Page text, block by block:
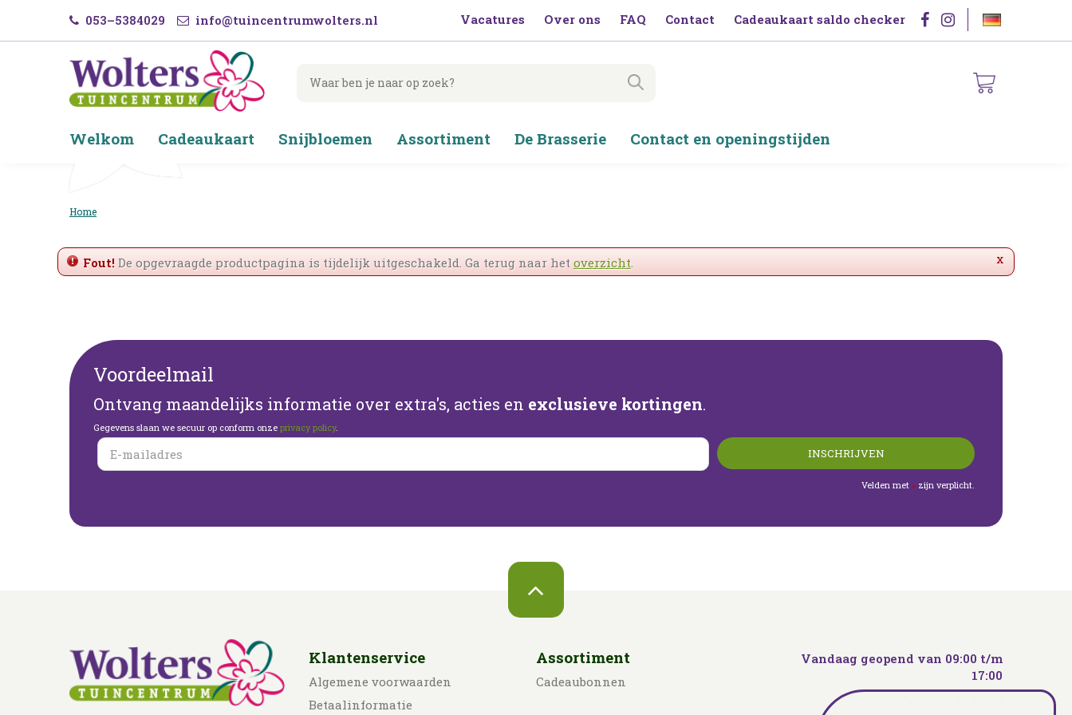
content
Home
053–5384029 info@tuincentrumwolters.nl Vacatures Over ons FAQ Contact Cadeaukaart saldo checker
Welkom Cadeaukaart Snijbloemen Assortiment De Brasserie Contact en openingstijden
x
Fout! De opgevraagde productpagina is tijdelijk uitgeschakeld. Ga terug naar het overzicht.
Voordeelmail
Ontvang maandelijks informatie over extra's, acties en exclusieve kortingen.
Gegevens slaan we secuur op conform onze privacy policy.
Velden met * zijn verplicht.
Klantenservice
Algemene voorwaarden
Betaalinformatie
Assortiment
Cadeaubonnen
Vandaag geopend van 09:00 t/m
17:00